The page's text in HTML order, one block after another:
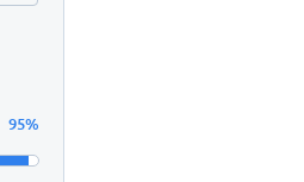
95%